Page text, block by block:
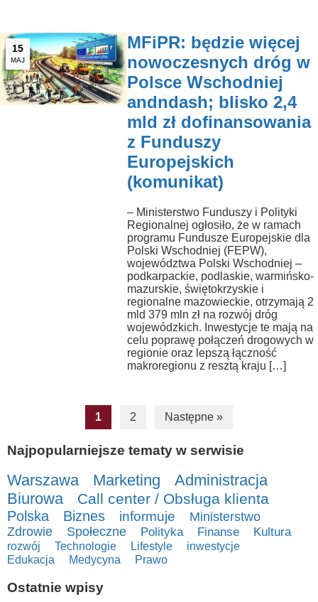
15
MAJ
MFiPR: będzie więcej
nowoczesnych dróg w
Polsce Wschodniej
andndash; blisko 2,4
mld zł dofinansowania
z Funduszy
Europejskich
(komunikat)
– Ministerstwo Funduszy i Polityki
Regionalnej ogłosiło, że w ramach
programu Fundusze Europejskie dla
Polski Wschodniej (FEPW),
województwa Polski Wschodniej –
podkarpackie, podlaskie, warmińsko-
mazurskie, świętokrzyskie i
regionalne mazowieckie, otrzymają 2
mld 379 mln zł na rozwój dróg
wojewódzkich. Inwestycje te mają na
celu poprawę połączeń drogowych w
regionie oraz lepszą łączność
makroregionu z resztą kraju […]
1 2 Następne »
Najpopularniejsze tematy w serwisie
Warszawa Marketing
Administracja
Biurowa
Call center / Obsługa klienta
Polska Biznes informuje Ministerstwo
Zdrowie Społeczne Polityka Finanse Kultura
rozwój Technologie Lifestyle
inwestycje
Edukacja
Medycyna Prawo
Ostatnie wpisy